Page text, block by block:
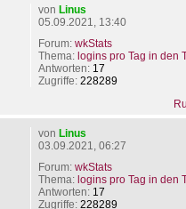
von Linus
05.09.2021, 13:40
Forum: wkStats
Thema: logins pro Tag in den
Antworten: 17
Zugriffe: 228289
von Linus
03.09.2021, 06:27
Forum: wkStats
Thema: logins pro Tag in den
Antworten: 17
Zugriffe: 228289